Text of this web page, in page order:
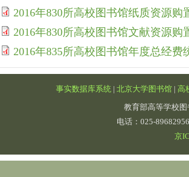
2016年830所高校图书馆纸质资源购
2016年830所高校图书馆文献资源购
2016年835所高校图书馆年度总经费
事实数据库系统| 北京大学图书馆| 高
教育部高等学校
电话：025-
京